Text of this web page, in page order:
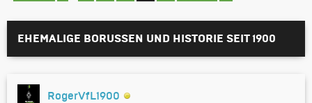
EHEMALIGE BORUSSEN UND HISTORIE SEIT 1900
RogerVfL1900